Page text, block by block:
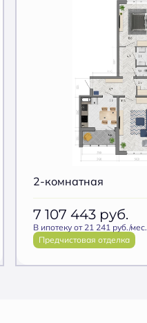
2-комнатная
7 107 443 руб.
В ипотеку от 21 241 руб./мес.
Предчистовая отделка